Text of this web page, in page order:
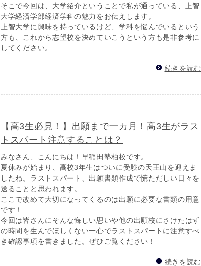
そこで今回は、大学紹介ということで私が通っている、上智
大学経済学部経済学科の魅力をお伝えします。
上智大学に興味を持っているけど、学科を悩んでいるという
方も、これから志望校を決めていこうという方も是非参考に
してください。
続きを読む
【高3生必見！】出願まで一カ月！高3生がラス
トスパート注意することは？
みなさん、こんにちは！早稲田塾柏校です。
夏休みが始まり、高校3年生はついに受験の天王山を迎えま
したね。ラストスパート、出願書類作成で慌ただしい日々を
送ることと思われます。
ここで改めて大切になってくるのは出願に必要な書類の用意
です！
今回は皆さんにそんな悔しい思いや他の出願校にさけたはず
の時間を生んでほしくない一心でラストスパートに注意すべ
き確認事項を書きました。ぜひご覧ください！
続きを読む